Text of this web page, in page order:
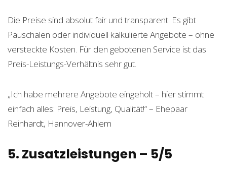
Die Preise sind absolut fair und transparent. Es gibt
Pauschalen oder individuell kalkulierte Angebote – ohne
versteckte Kosten. Für den gebotenen Service ist das
Preis-Leistungs-Verhältnis sehr gut.
„Ich habe mehrere Angebote eingeholt – hier stimmt
einfach alles: Preis, Leistung, Qualität!“ – Ehepaar
Reinhardt, Hannover-Ahlem
5. Zusatzleistungen – 5/5